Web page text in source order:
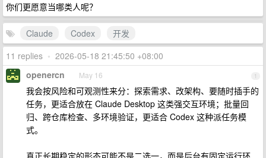
你们更愿意当哪类人呢？
Claude Codex
开发
11 replies • 2026-05-18 21:45:50 +08:00
1
openercn May 16
我会按风险和可观测性来分：探索需求、改架构、要随时插手的
任务，更适合放在 Claude Desktop 这类强交互环境；批量回
归、跨仓库检查、多环境验证，更适合 Codex 这种派任务模
式。
真正长期稳定的形态可能不是二选一，而是后台有固定运行环